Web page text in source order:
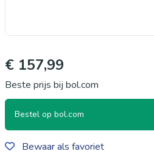
€ 157,99
Beste prijs bij bol.com
Bestel op bol.com
Bewaar als favoriet